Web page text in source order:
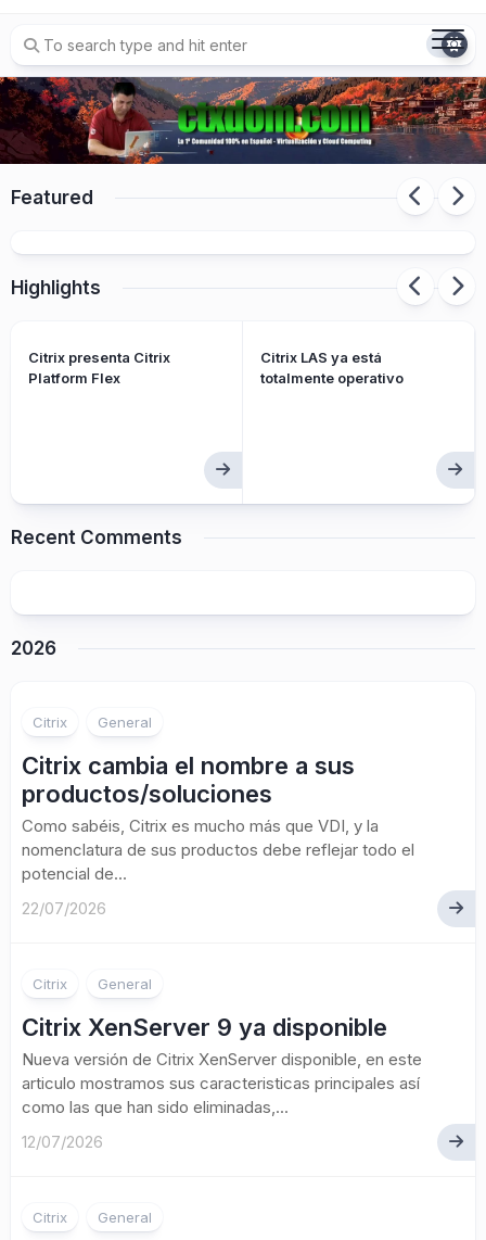
content
Featured
Highlights
Citrix presenta Citrix
Platform Flex
Citrix LAS ya está
totalmente operativo
Recent Comments
2026
Citrix General
Citrix cambia el nombre a sus
productos/soluciones
Como sabéis, Citrix es mucho más que VDI, y la
nomenclatura de sus productos debe reflejar todo el
potencial de...
22/07/2026
Citrix General
Citrix XenServer 9 ya disponible
Nueva versión de Citrix XenServer disponible, en este
articulo mostramos sus caracteristicas principales así
como las que han sido eliminadas,...
12/07/2026
Citrix General